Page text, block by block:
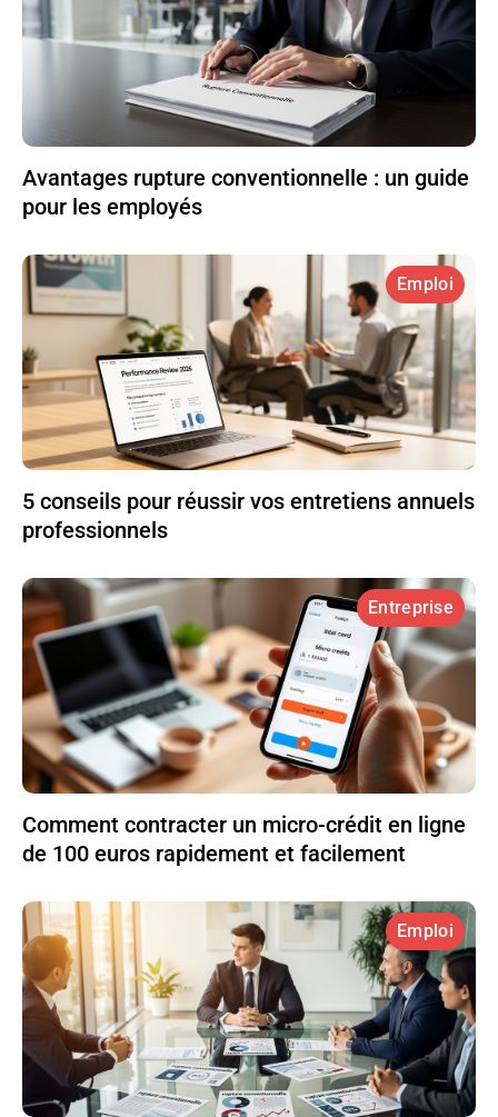
Avantages rupture conventionnelle : un guide
pour les employés
Emploi
5 conseils pour réussir vos entretiens annuels
professionnels
Entreprise
Comment contracter un micro-crédit en ligne
de 100 euros rapidement et facilement
Emploi